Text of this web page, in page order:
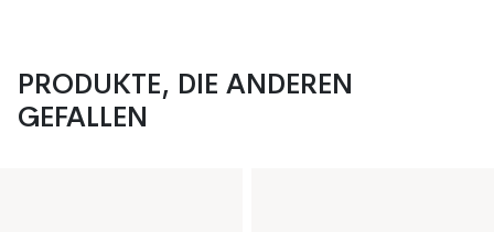
PRODUKTE, DIE ANDEREN
GEFALLEN